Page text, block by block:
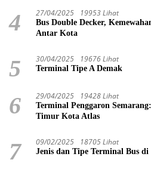
4 27/04/2025 19953 Lihat
Bus Double Decker,
Antar Kota
5 30/04/2025 19676 Lihat
Terminal Tipe A Demak
6 29/04/2025 19428 Lihat
Terminal Penggaron
Timur Kota Atlas
7 09/02/2025 18705 Lihat
Jenis dan Tipe Terminal Bus di